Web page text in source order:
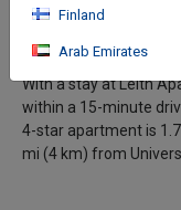
With a stay at Leith
within a 15-minute
4-star apartment is
mi (4 km) from
Finland
Arab Emirates